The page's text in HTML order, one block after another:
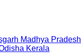
Madhya Pradesh
Kerala